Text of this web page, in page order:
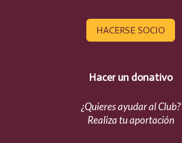
HACERSE SOCIO
Hacer un donativo
¿Quieres ayudar al Club?
Realiza tu aportación